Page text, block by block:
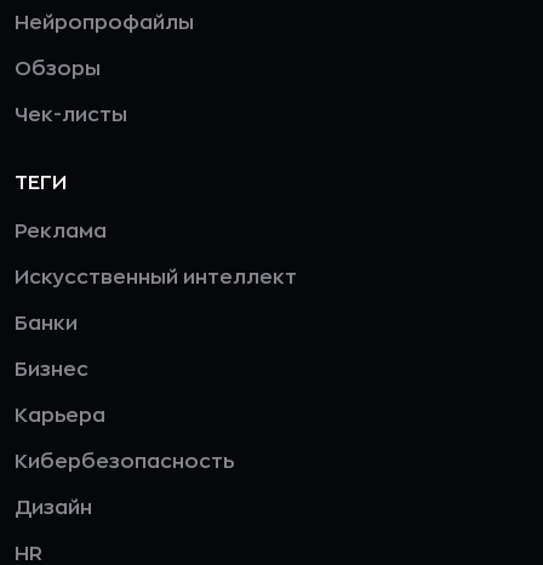
Нейропрофайлы
Обзоры
Чек-листы
ТЕГИ
Реклама
Искусственный интеллект
Банки
Бизнес
Карьера
Кибербезопасность
Дизайн
HR